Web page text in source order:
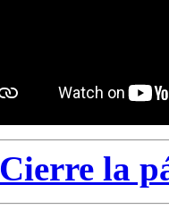
Cierre la